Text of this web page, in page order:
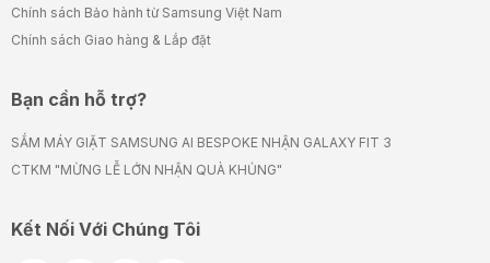
Chính sách Bảo hành từ Samsung Việt Nam
Chính sách Giao hàng & Lắp đặt
Bạn cần hỗ trợ?
SẮM MÁY GIẶT SAMSUNG AI BESPOKE NHẬN GALAXY FIT 3
CTKM "MỪNG LỄ LỚN NHẬN QUÀ KHỦNG"
Kết Nối Với Chúng Tôi